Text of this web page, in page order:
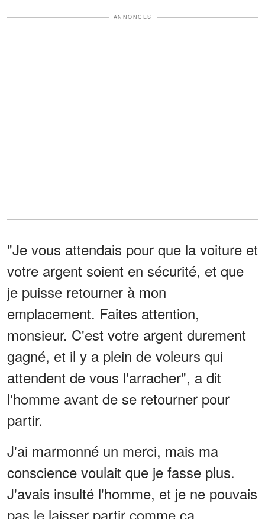
ANNONCES
"Je vous attendais pour que la voiture et
votre argent soient en sécurité, et que
je puisse retourner à mon
emplacement. Faites attention,
monsieur. C'est votre argent durement
gagné, et il y a plein de voleurs qui
attendent de vous l'arracher", a dit
l'homme avant de se retourner pour
partir.
J'ai marmonné un merci, mais ma
conscience voulait que je fasse plus.
J'avais insulté l'homme, et je ne pouvais
pas le laisser partir comme ça.